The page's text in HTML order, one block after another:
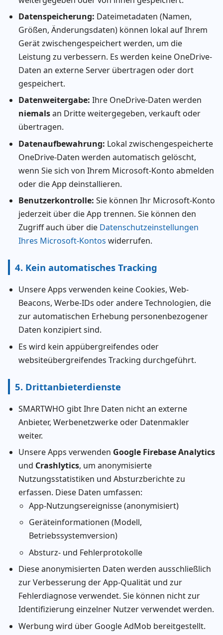
Datenspeicherung: Dateimetadaten (Namen,
Größen, Änderungsdaten) können lokal auf Ihrem
Gerät zwischengespeichert werden, um die
Leistung zu verbessern. Es werden keine OneDrive-
Daten an externe Server übertragen oder dort
gespeichert.
Datenweitergabe: Ihre OneDrive-Daten werden
niemalsan Dritte weitergegeben, verkauft oder
übertragen.
Datenaufbewahrung: Lokal zwischengespeicherte
OneDrive-Daten werden automatisch gelöscht,
wenn Sie sich von Ihrem Microsoft-Konto abmelden
oder die App deinstallieren.
Benutzerkontrolle: Sie können Ihr Microsoft-Konto
jederzeit über die App trennen. Sie können den
Zugriff auch über die Datenschutzeinstellungen
Ihres Microsoft-Kontos widerrufen.
4. Kein automatisches Tracking
Unsere Apps verwenden keine Cookies, Web-
Beacons, Werbe-IDs oder andere Technologien, die
zur automatischen Erhebung personenbezogener
Daten konzipiert sind.
Es wird kein appübergreifendes oder
websiteübergreifendes Tracking durchgeführt.
5. Drittanbieterdienste
SMARTWHO gibt Ihre Daten nicht an externe
Anbieter, Werbenetzwerke oder Datenmakler
weiter.
Unsere Apps verwenden Google Firebase Analytics
und Crashlytics, um anonymisierte
Nutzungsstatistiken und Absturzberichte zu
erfassen. Diese Daten umfassen:
App-Nutzungsereignisse (anonymisiert)
Geräteinformationen (Modell,
Betriebssystemversion)
Absturz- und Fehlerprotokolle
Diese anonymisierten Daten werden ausschließlich
zur Verbesserung der App-Qualität und zur
Fehlerdiagnose verwendet. Sie können nicht zur
Identifizierung einzelner Nutzer verwendet werden.
Werbung wird über Google AdMob bereitgestellt.